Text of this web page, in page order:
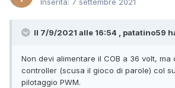
Il 7/9/2021 alle 16:54 , patatino59
Non devi alimentare il COB a 36 volt, ma
controller (scusa il gioco di parole) col
pilotaggio PWM.